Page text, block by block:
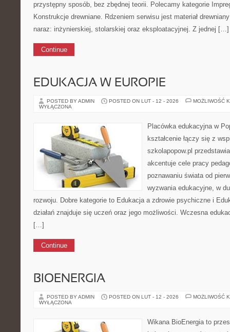
przystępny sposób, bez zbędnej teorii. Polecamy kategorie
Konstrukcje drewniane. Rdzeniem serwisu jest materiał
naraz: inżynierskiej, stolarskiej oraz eksploatacyjnej. Z jednej […]
Continue
EDUKACJA W EUROPIE
POSTED BY ADMIN POSTED ON LUT - 12 - 2026
MOŻLIWOŚĆ
WYŁĄCZONA
Placówka edukacyjna w
kształcenie łączy się z
szkolapopow.pl
akcentuje cele pracy
poznawaniu świata od
wyzwania edukacyjne, w
rozwoju. Dobre kategorie to Edukacja a zdrowie psychiczne i
działań znajduje się uczeń oraz jego możliwości. Wczesna
[…]
Continue
BIOENERGIA
POSTED BY ADMIN POSTED ON LUT - 12 - 2026
MOŻLIWOŚĆ
WYŁĄCZONA
Wikana BioEnergia to